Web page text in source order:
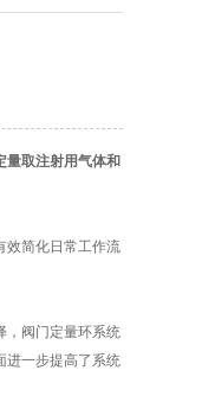
量取注射用气体和
简化日常工作流
阀门定量环系统
进一步提高了系统